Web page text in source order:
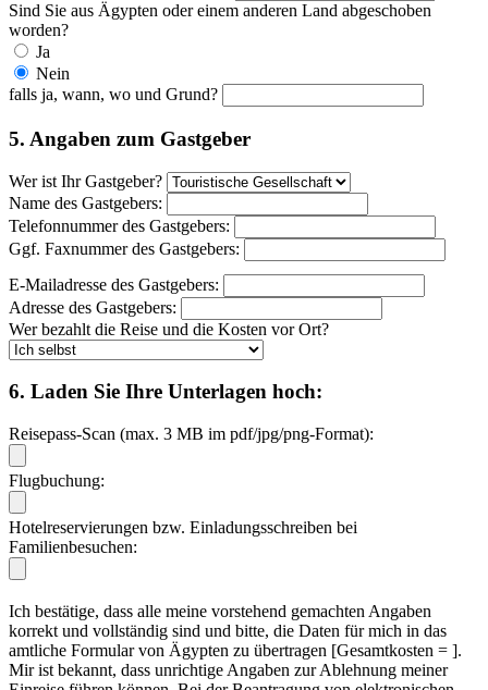
Sind Sie aus Ägypten oder einem anderen Land abgeschoben
worden?
Ja
Nein
falls ja, wann, wo und Grund?
5. Angaben zum Gastgeber
Wer ist Ihr Gastgeber?
Name des Gastgebers:
Telefonnummer des Gastgebers:
Ggf. Faxnummer des Gastgebers:
E-Mailadresse des Gastgebers:
Adresse des Gastgebers:
Wer bezahlt die Reise und die Kosten vor Ort?
6. Laden Sie Ihre Unterlagen hoch:
Reisepass-Scan (max. 3 MB im pdf/jpg/png-Format):
Flugbuchung:
Hotelreservierungen bzw. Einladungsschreiben bei
Familienbesuchen:
Ich bestätige, dass alle meine vorstehend gemachten Angaben
korrekt und vollständig sind und bitte, die Daten für mich in das
amtliche Formular von Ägypten zu übertragen [Gesamtkosten = ].
Mir ist bekannt, dass unrichtige Angaben zur Ablehnung meiner